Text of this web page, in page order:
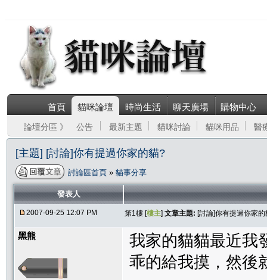
首頁 貓咪論壇 時尚生活 聊天廣場 購物中心
論壇分區 》 公告 最新主題 貓咪討論 貓咪用品 醫
[主題] [討論]你有提過你家的貓?
討論區首頁 » 貓事分享
發表人
2007-09-25 12:07 PM 第1樓 [樓主] 文章主題: [討論]你有提過你家的
黑熊
我家的貓貓最近我
乖的給我摸，然後